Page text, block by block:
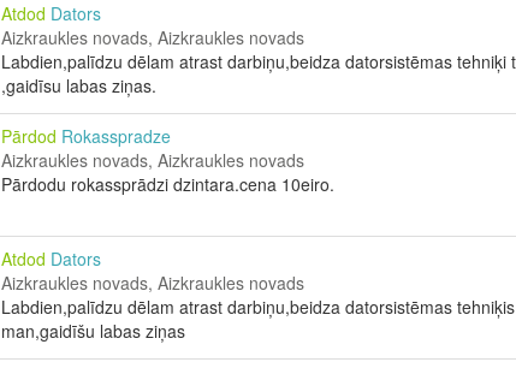
Atdod Dators
Aizkraukles novads, Aizkraukles novads
Labdien,palīdzu dēlam atrast darbiņu,beidza datorsistēmas
,gaidīsu labas ziņas.
Pārdod Rokasspradze
Aizkraukles novads, Aizkraukles novads
Pārdodu rokassprādzi dzintara.cena 10eiro.
Atdod Dators
Aizkraukles novads, Aizkraukles novads
Labdien,palīdzu dēlam atrast darbiņu,beidza datorsistēmas
man,gaidīšu labas ziņas